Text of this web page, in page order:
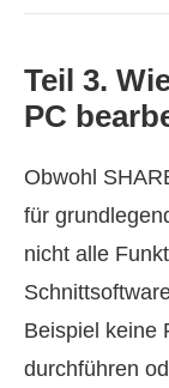
Teil 3.
PC
Obwohl
für
nicht alle
Beispiel keine
durchführen